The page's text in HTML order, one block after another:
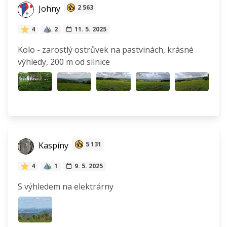
Johny 2 563
4 2 11. 5. 2025
Kolo - zarostlý ostrůvek na pastvinách, krásné
výhledy, 200 m od silnice
Kaspíny 5 131
4 1 9. 5. 2025
S výhledem na elektrárny